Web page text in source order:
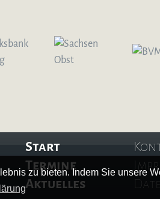
zu bieten. Indem Sie unsere
Start
Termine
Aktuelles